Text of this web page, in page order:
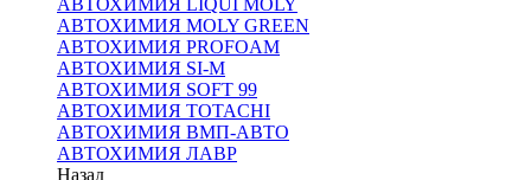
АВТОХИМИЯ LIQUI MOLY
АВТОХИМИЯ MOLY GREEN
АВТОХИМИЯ PROFOAM
АВТОХИМИЯ SI-M
АВТОХИМИЯ SOFT 99
АВТОХИМИЯ TOTACHI
АВТОХИМИЯ ВМП-АВТО
АВТОХИМИЯ ЛАВР
Назад